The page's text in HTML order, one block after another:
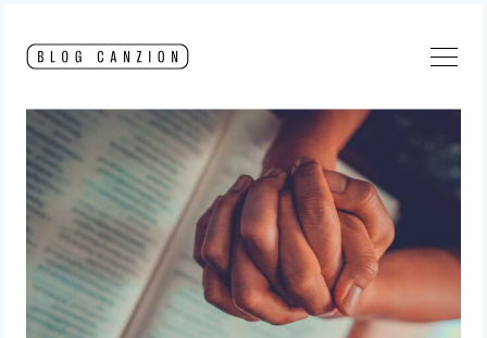
content